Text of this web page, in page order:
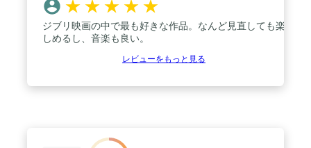
★ ★ ★ ★ ★
ジブリ映画の中で最も好きな作品。なんど見直しても楽
しめるし、音楽も良い。
レビューをもっと見る